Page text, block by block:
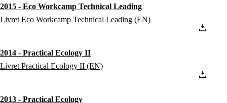
2015 - Eco Workcamp Technical Leading
Livret Eco Workcamp Technical Leading (EN)
2014 - Practical Ecology II
Livret Practical Ecology II (EN)
2013 - Practical Ecology